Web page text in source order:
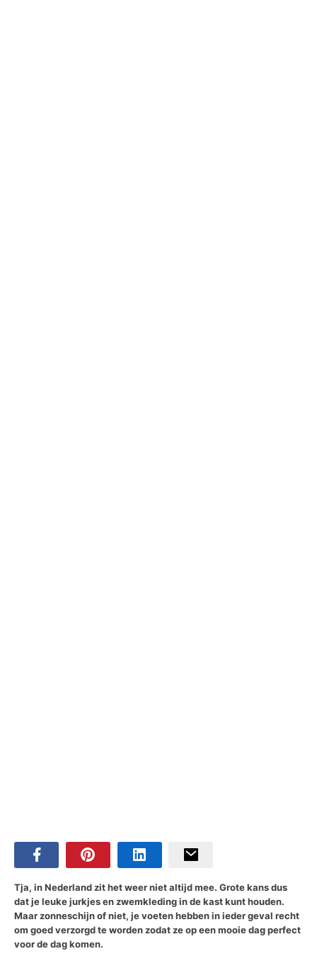
Tja, in Nederland zit het weer niet altijd mee. Grote kans dus
dat je leuke jurkjes en zwemkleding in de kast kunt houden.
Maar zonneschijn of niet, je voeten hebben in ieder geval recht
om goed verzorgd te worden zodat ze op een mooie dag perfect
voor de dag komen.